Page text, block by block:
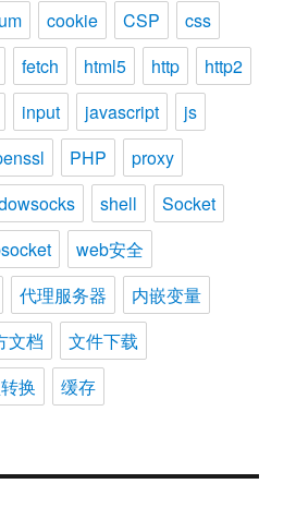
cookie CSP
css
fetch html5 http
http2
input javascript
js
PHP
proxy
shell
Socket
web安全
代理服务器
内嵌变量
文档
文件下载
换 缓存